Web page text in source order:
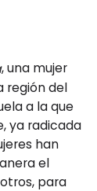
, una mujer
región del
a la que
ya radicada
han
el
para